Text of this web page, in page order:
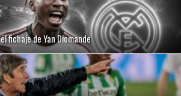
fichaje de Yan Diomande